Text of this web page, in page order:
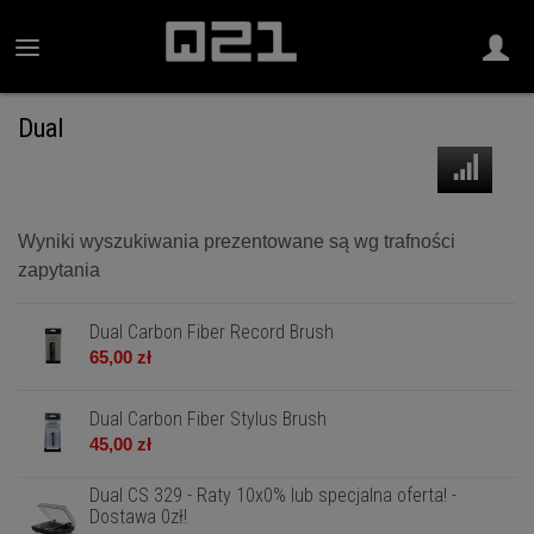
Dual
Wyniki wyszukiwania prezentowane są wg trafności
zapytania
Dual Carbon Fiber Record Brush
65,00 zł
Dual Carbon Fiber Stylus Brush
45,00 zł
Dual CS 329 - Raty 10x0% lub specjalna oferta! -
Dostawa 0zł!